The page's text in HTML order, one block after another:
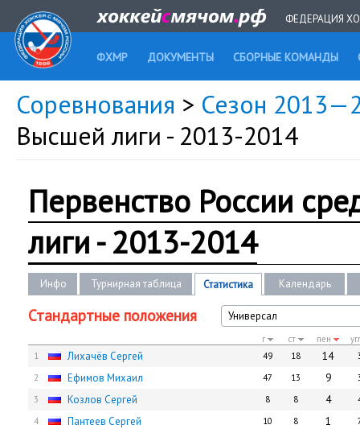
ФЕДЕРАЦИЯ
ФХМР ДОКУМЕНТЫ СБОРНЫЕ КОМАНДЫ
Соревнования > Сезон
Высшей лиги - 2013-2014
Первенство России
лиги - 2013-2014
Инфо Турнирная таблица Статистика Календарь
Стандартные положения Универсал
г ст пен
1
Лихачёв Сергей 49 18 14
2
Ефимов Михаил 47 13 9
3
Козлов Сергей 8 8 4
4
Пантеев Сергей 10 8 1